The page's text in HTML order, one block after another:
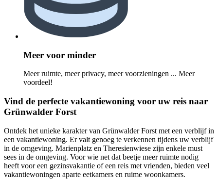
Meer voor minder
Meer ruimte, meer privacy, meer voorzieningen ... Meer
voordeel!
Vind de perfecte vakantiewoning voor uw reis naar
Grünwalder Forst
Ontdek het unieke karakter van Grünwalder Forst met een verblijf in
een vakantiewoning. Er valt genoeg te verkennen tijdens uw verblijf
in de omgeving. Marienplatz en Theresienwiese zijn enkele must
sees in de omgeving. Voor wie net dat beetje meer ruimte nodig
heeft voor een gezinsvakantie of een reis met vrienden, bieden veel
vakantiewoningen aparte eetkamers en ruime woonkamers.